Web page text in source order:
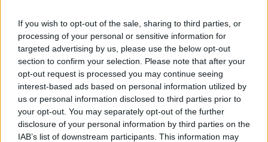
If you wish to opt-out of the sale, sharing to third parties, or
processing of your personal or sensitive information for
targeted advertising by us, please use the below opt-out
section to confirm your selection. Please note that after your
opt-out request is processed you may continue seeing
interest-based ads based on personal information utilized by
us or personal information disclosed to third parties prior to
your opt-out. You may separately opt-out of the further
disclosure of your personal information by third parties on the
IAB’s list of downstream participants. This information may
Név
E-mail cím
Feliratkozom a hírlevélre és elfogadom azadatvédelmi
szabályzatot!